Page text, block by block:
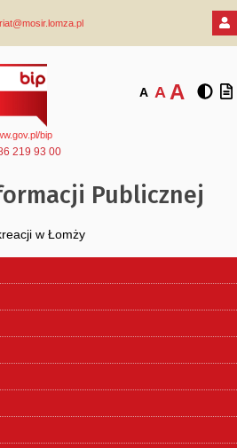
A A A
bip
219 93 00
Publicznej
w Łomży